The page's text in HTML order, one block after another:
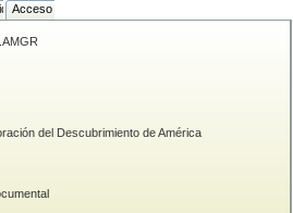
Acceso
del Descubrimiento de América